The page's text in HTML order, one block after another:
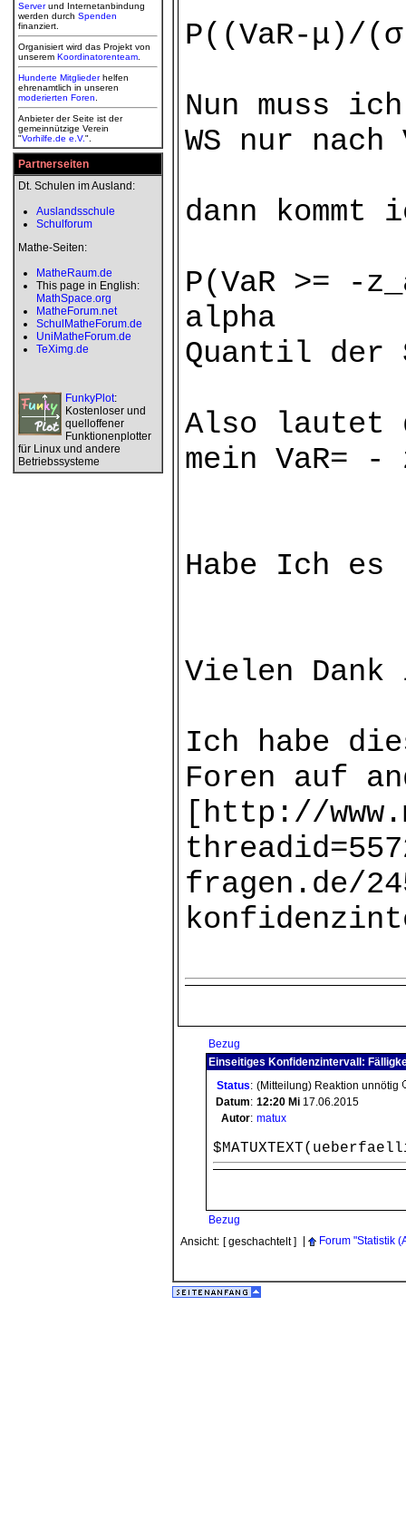
Serverund Internetanbindung
werden durch Spenden
finanziert.
Organisiert wird das Projekt von
unserem Koordinatorenteam
Hunderte Mitgliederhelfen
ehrenamtlich in unseren
moderierten Foren
Anbieter der Seite ist der
gemeinnützige Verein
"Vorhilfe.de e.V.".
Partnerseiten
Dt. Schulen im Ausland:
Auslandsschule
Schulforum
Mathe-Seiten:
MatheRaum.de
This page in English:
MathSpace.org
MatheForum.net
SchulMatheForum.de
UniMatheForum.de
TeXimg.de
FunkyPlot:
Kostenloser und
quelloffener
Funktionenplotter
für Linux und andere
Betriebssysteme
P((VaR-μ)/
Nun muss
WS nur nach
dann kommt
P(VaR >= -
alpha
Quantil der
Also lautet
mein VaR=
Habe Ich
Vielen Dank
Ich habe
Foren auf
[http://
fragen.de/
Bezug
Einseitiges Konfidenzintervall:
Status: (Mitteilung) Reaktion unnötig
Datum: 12:20 Mi 17.06.2015
Autor: matux
Bezug
Ansicht: [ geschachtelt ] Forum "Statistik